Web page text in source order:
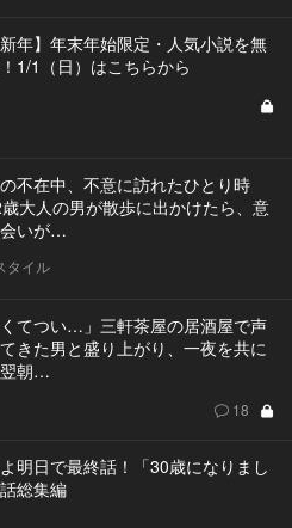
新年】年末年始限定・人気小説を無
1/1（日）はこちらから
不在中、不意に訪れたひとり時
大人の男が散歩に出かけたら、意
いが…
タイル
くてつい…」三軒茶屋の居酒屋で声
きた男と盛り上がり、一夜を共に
翌朝…
18
明日で最終話！「30歳になりまし
総集編